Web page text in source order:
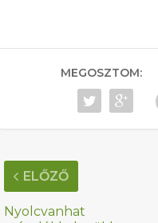
MEGOSZTOM:
ELŐZŐ
Nyolcvanhat